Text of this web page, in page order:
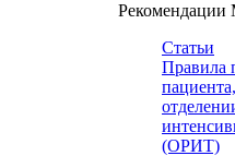
Рекомендации
Статьи
Правила
(ОРИТ)